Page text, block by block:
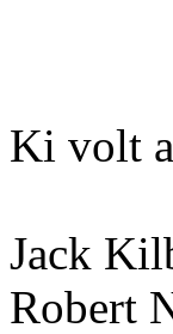
Ki volt
Jack
Robert